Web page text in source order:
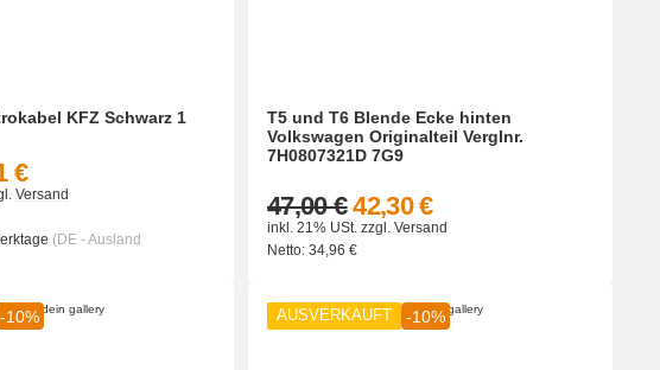
KFZ Schwarz 1
€
Versand
(DE - Ausland
T5 und T6 Blende Ecke hinten
Volkswagen Originalteil Verglnr.
7H0807321D 7G9
42,30 €
47,00 €
inkl. 21% USt. zzgl. Versand
Netto: 34,96 €
-10% AUSVERKAUFT -10%